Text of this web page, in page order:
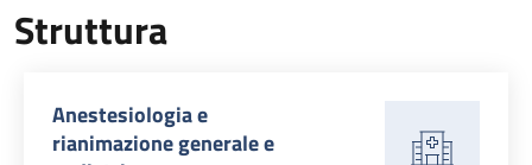
Struttura
Anestesiologia e
rianimazione generale e